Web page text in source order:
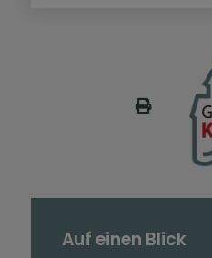
Auf einen Blick